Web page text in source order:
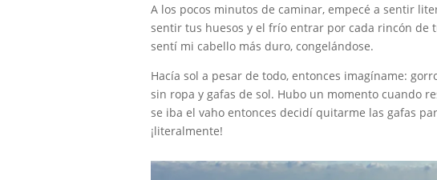
A los pocos minutos de caminar, empecé a sentir
sentir tus huesos y el frío entrar por cada rincón
sentí mi cabello más duro, congelándose.
Hacía sol a pesar de todo, entonces imagíname:
sin ropa y gafas de sol. Hubo un momento cuando
se iba el vaho entonces decidí quitarme las gafas
¡literalmente!